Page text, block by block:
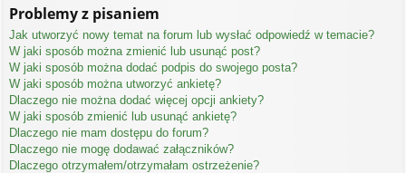
Problemy z pisaniem
Jak utworzyć nowy temat na forum lub wysłać odpowiedź w temacie?
W jaki sposób można zmienić lub usunąć post?
W jaki sposób można dodać podpis do swojego posta?
W jaki sposób można utworzyć ankietę?
Dlaczego nie można dodać więcej opcji ankiety?
W jaki sposób zmienić lub usunąć ankietę?
Dlaczego nie mam dostępu do forum?
Dlaczego nie mogę dodawać załączników?
Dlaczego otrzymałem/otrzymałam ostrzeżenie?